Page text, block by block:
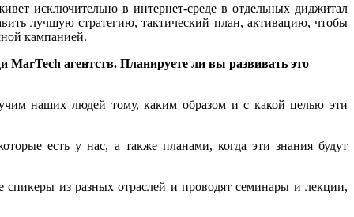
исключительно в интернет-среде в отдельных диджитал
лучшую стратегию, тактический план, активацию, чтобы
кампанией.
MarTech агентств. Планируете ли вы развивать это
наших людей тому, каким образом и с какой целью эти
есть у нас, а также планами, когда эти знания будут
из разных отраслей и проводят семинары и лекции,